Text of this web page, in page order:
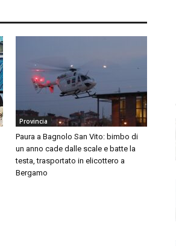
Provincia
Paura a Bagnolo San Vito: bimbo di
un anno cade dalle scale e batte la
testa, trasportato in elicottero a
Bergamo